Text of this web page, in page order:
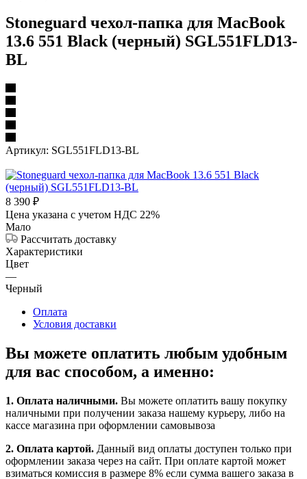
Stoneguard чехол-папка для MacBook
13.6 551 Black (черный) SGL551FLD13-
BL
Артикул: SGL551FLD13-BL
8 390 ₽
Цена указана с учетом НДС 22%
Мало
Рассчитать доставку
Характеристики
Цвет
—
Черный
Оплата
Условия доставки
Вы можете оплатить любым удобным
для вас способом, а именно:
1. Оплата наличными. Вы можете оплатить вашу покупку
наличными при получении заказа нашему курьеру, либо на
кассе магазина при оформлении самовывоза
2. Оплата картой. Данный вид оплаты доступен только при
оформлении заказа через на сайт. При оплате картой может
взиматься комиссия в размере 8% если сумма вашего заказа в